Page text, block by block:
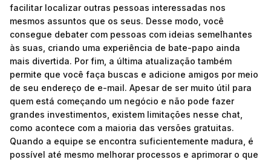
facilitar localizar outras pessoas interessadas nos
mesmos assuntos que os seus. Desse modo, você
consegue debater com pessoas com ideias semelhantes
às suas, criando uma experiência de bate-papo ainda
mais divertida. Por fim, a última atualização também
permite que você faça buscas e adicione amigos por meio
de seu endereço de e-mail. Apesar de ser muito útil para
quem está começando um negócio e não pode fazer
grandes investimentos, existem limitações nesse chat,
como acontece com a maioria das versões gratuitas.
Quando a equipe se encontra suficientemente madura, é
possível até mesmo melhorar processos e aprimorar o que